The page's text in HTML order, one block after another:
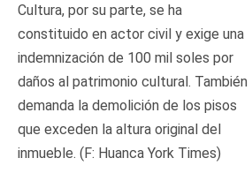
Cultura, por su parte, se ha
constituido en actor civil y exige una
indemnización de 100 mil soles por
daños al patrimonio cultural. También
demanda la demolición de los pisos
que exceden la altura original del
inmueble. (F: Huanca York Times)